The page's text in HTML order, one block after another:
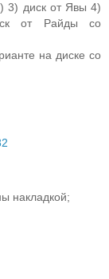
3) диск от Явы 4)
от Райды со
на диске со
накладкой;